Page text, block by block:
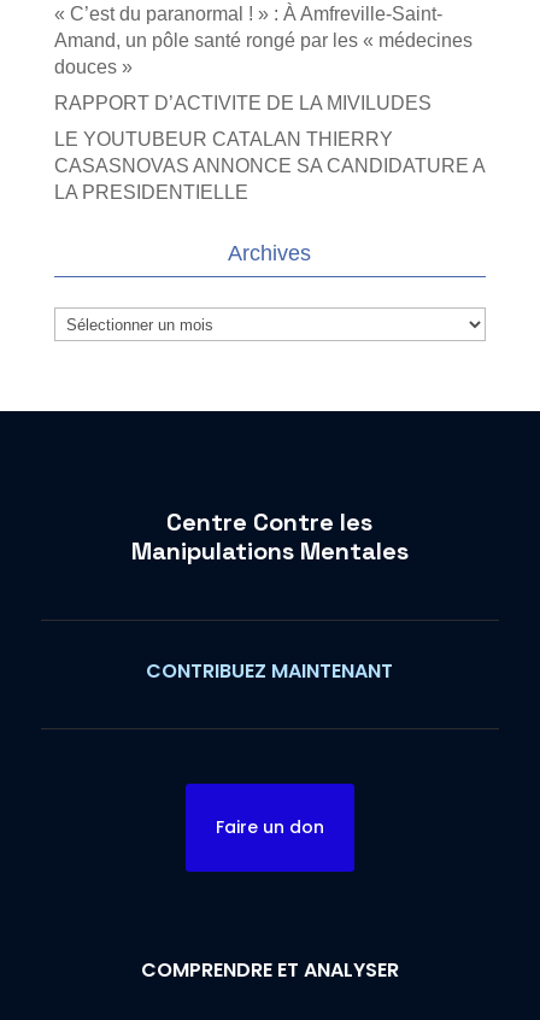
« C’est du paranormal ! » : À Amfreville-Saint-
Amand, un pôle santé rongé par les « médecines
douces »
RAPPORT D’ACTIVITE DE LA MIVILUDES
LE YOUTUBEUR CATALAN THIERRY
CASASNOVAS ANNONCE SA CANDIDATURE A
LA PRESIDENTIELLE
Archives
Archives
Centre Contre les
Manipulations Mentales
CONTRIBUEZ MAINTENANT
Faire un don
COMPRENDRE ET ANALYSER